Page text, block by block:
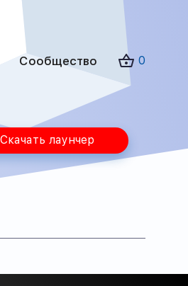
Сообщество 0
Скачать лаунчер